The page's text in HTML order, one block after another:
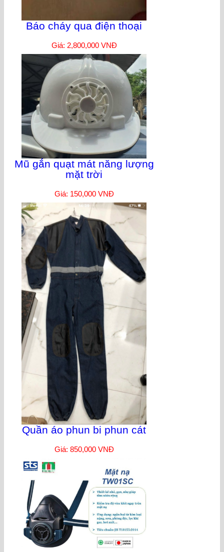
Báo cháy qua điện thoại
Giá: 2,800,000 VNĐ
Mũ gắn quạt mát năng lượng
mặt trời
Giá: 150,000 VNĐ
Quần áo phun bi phun cát
Giá: 850,000 VNĐ